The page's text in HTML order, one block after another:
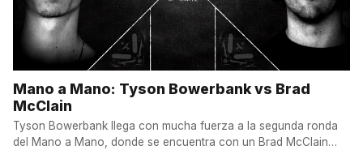
Mano a Mano: Tyson Bowerbank vs Brad
McClain
Tyson Bowerbank llega con mucha fuerza a la segunda ronda
del Mano a Mano, donde se encuentra con un Brad McClain